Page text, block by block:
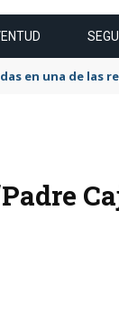
en una de las